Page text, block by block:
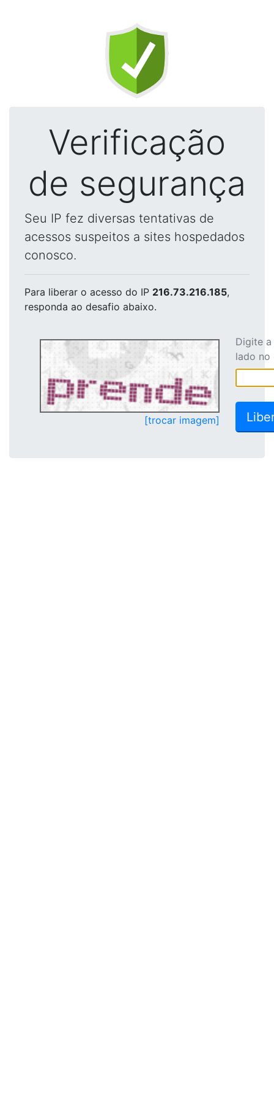
Verificação
de segurança
Seu IP fez diversas tentativas de
acessos suspeitos a sites hospedados
conosco.
Para liberar o acesso do IP 216.73.216.185,
responda ao desafio abaixo.
[trocar imagem]
Digite
lado no